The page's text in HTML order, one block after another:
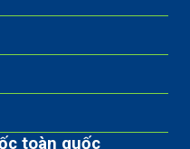
toàn quốc